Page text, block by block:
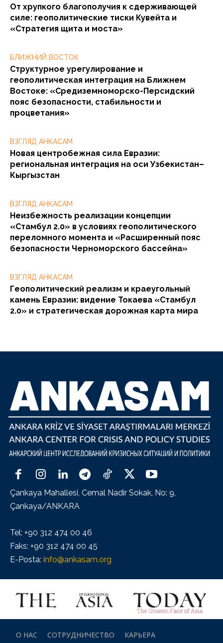
От хрупкого благополучия к сдерживающей
силе: геополитические тиски Кувейта и
«Стратегия щита и моста»
БЛИЖНИЙ ВОСТОК
Структурное урегулирование и
геополитическая интеграция на Ближнем
Востоке: «Средиземноморско-Персидский
пояс безопасности, стабильности и
процветания»
ВЗГЛЯД АНКАСАМ
Новая центробежная сила Евразии:
региональная интеграция на оси Узбекистан–
Кыргызстан
ВЗГЛЯД АНКАСАМ
Неизбежность реализации концепции
«Стамбул 2.0» в условиях геополитического
переломного момента и «Расширенный пояс
безопасности Черноморского бассейна»
ВЗГЛЯД АНКАСАМ
Геополитический реализм и краеугольный
камень Евразии: видение Токаева «Стамбул
2.0» и стратегическая дорожная карта мира
Çankaya Mahallesi, Cemal Nadir Sokak, No: 9,
Çankaya/ANKARA
Tel: +90 312 474 00 46
Faks: +90 312 474 00 45
E-Posta: info@ankasam.org
О НАС СОТРУДНИЧЕСТВО
КАРЬЕРА